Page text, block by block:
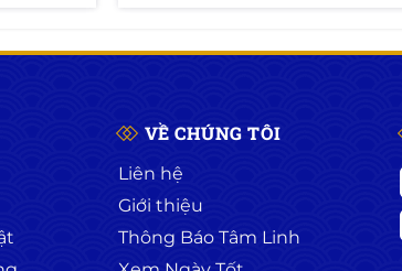
VỀ CHÚNG TÔI
Liên hệ
Giới thiệu
Thông Báo Tâm Linh